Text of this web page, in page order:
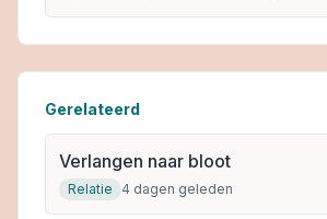
Gerelateerd
Verlangen naar bloot
Relatie 4 dagen geleden